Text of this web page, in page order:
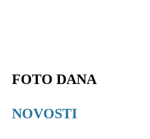
FOTO DANA
NOVOSTI